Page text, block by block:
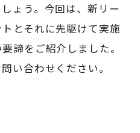
ょう。今回は、新リー
とそれに先駆けて実施
諦をご紹介しました。
い合わせください。